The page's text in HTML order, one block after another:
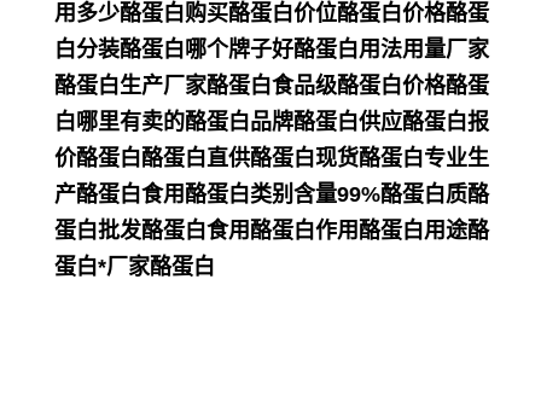
用多少酪蛋白购买酪蛋白价位酪蛋白价格酪蛋
白分装酪蛋白哪个牌子好酪蛋白用法用量厂家
酪蛋白生产厂家酪蛋白食品级酪蛋白价格酪蛋
白哪里有卖的酪蛋白品牌酪蛋白供应酪蛋白报
价酪蛋白酪蛋白直供酪蛋白现货酪蛋白专业生
产酪蛋白食用酪蛋白类别含量99%酪蛋白质酪
蛋白批发酪蛋白食用酪蛋白作用酪蛋白用途酪
蛋白*厂家酪蛋白